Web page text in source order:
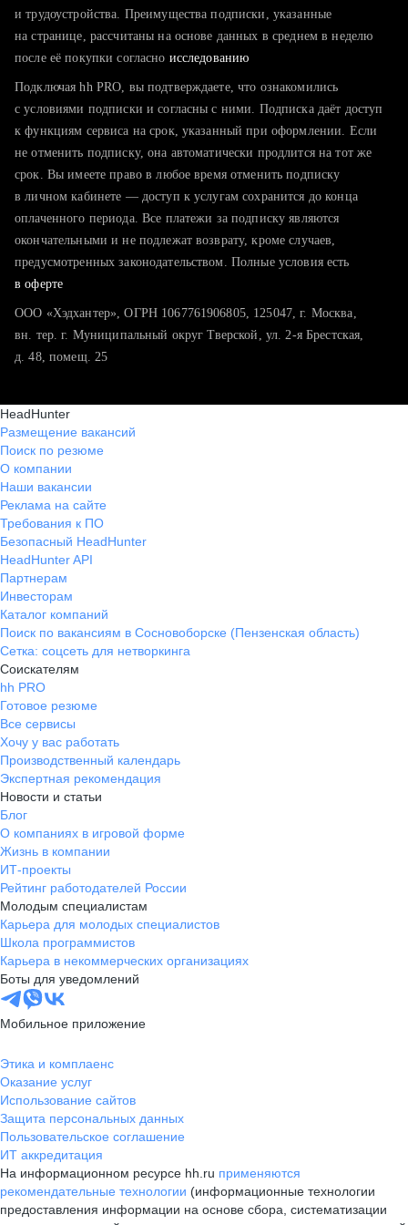
тратите много времени на поиск и вручную поднимаете
хотите сравнить себя с конкурентами и оценить шансы
и трудоустройства. Преимущества подписки, указанные
на странице, рассчитаны на основе данных в среднем в неделю
после её покупки согласно исследованию
Подключая hh PRO, вы подтверждаете, что ознакомились
с условиями подписки и согласны с ними. Подписка даёт доступ
к функциям сервиса на срок, указанный при оформлении. Если
не отменить подписку, она автоматически продлится на тот же
срок. Вы имеете право в любое время отменить подписку
в личном кабинете — доступ к услугам сохранится до конца
оплаченного периода. Все платежи за подписку являются
окончательными и не подлежат возврату, кроме случаев,
предусмотренных законодательством. Полные условия есть
в оферте
ООО «Хэдхантер», ОГРН 1067761906805, 125047, г. Москва,
вн. тер. г. Муниципальный округ Тверской, ул. 2-я Брестская,
д. 48, помещ. 25
HeadHunter
Размещение вакансий
Поиск по резюме
О компании
Наши вакансии
Реклама на сайте
Требования к ПО
Безопасный HeadHunter
HeadHunter API
Партнерам
Инвесторам
Каталог компаний
Поиск по вакансиям в Сосновоборске (Пензенская область)
Сетка: соцсеть для нетворкинга
Соискателям
hh PRO
Готовое резюме
Все сервисы
Хочу у вас работать
Производственный календарь
Экспертная рекомендация
Новости и статьи
Блог
О компаниях в игровой форме
Жизнь в компании
ИТ-проекты
Рейтинг работодателей России
Молодым специалистам
Карьера для молодых специалистов
Школа программистов
Карьера в некоммерческих организациях
Боты для уведомлений
Мобильное приложение
Этика и комплаенс
Оказание услуг
Использование сайтов
Защита персональных данных
Пользовательское соглашение
ИТ аккредитация
На информационном ресурсе hh.ru применяются
рекомендательные технологии (информационные технологии
предоставления информации на основе сбора, систематизации